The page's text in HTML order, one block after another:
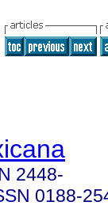
2448-
0188-